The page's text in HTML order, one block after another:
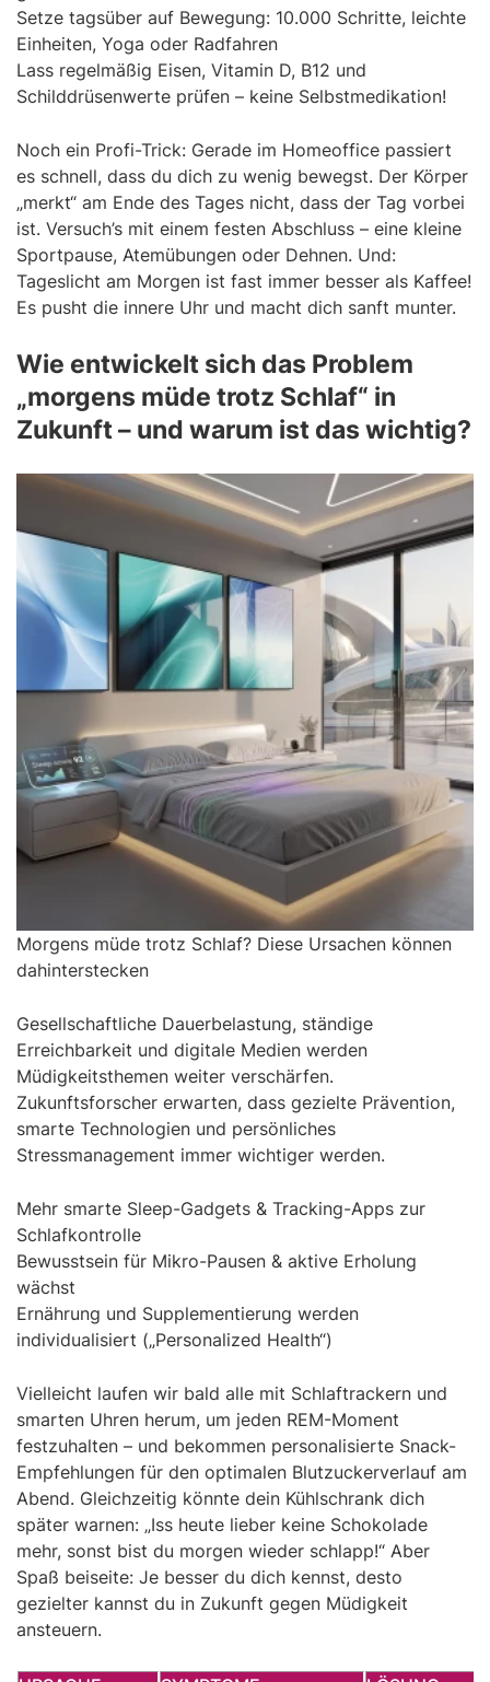
Setze tagsüber auf Bewegung: 10.000 Schritte, leichte
Einheiten, Yoga oder Radfahren
Lass regelmäßig Eisen, Vitamin D, B12 und
Schilddrüsenwerte prüfen – keine Selbstmedikation!
Noch ein Profi-Trick: Gerade im Homeoffice passiert
es schnell, dass du dich zu wenig bewegst. Der Körper
„merkt“ am Ende des Tages nicht, dass der Tag vorbei
ist. Versuch’s mit einem festen Abschluss – eine kleine
Sportpause, Atemübungen oder Dehnen. Und:
Tageslicht am Morgen ist fast immer besser als Kaffee!
Es pusht die innere Uhr und macht dich sanft munter.
Wie entwickelt sich das Problem
„morgens müde trotz Schlaf“ in
Zukunft – und warum ist das wichtig?
Morgens müde trotz Schlaf? Diese Ursachen können
dahinterstecken
Gesellschaftliche Dauerbelastung, ständige
Erreichbarkeit und digitale Medien werden
Müdigkeitsthemen weiter verschärfen.
Zukunftsforscher erwarten, dass gezielte Prävention,
smarte Technologien und persönliches
Stressmanagement immer wichtiger werden.
Mehr smarte Sleep-Gadgets & Tracking-Apps zur
Schlafkontrolle
Bewusstsein für Mikro-Pausen & aktive Erholung
wächst
Ernährung und Supplementierung werden
individualisiert („Personalized Health“)
Vielleicht laufen wir bald alle mit Schlaftrackern und
smarten Uhren herum, um jeden REM-Moment
festzuhalten – und bekommen personalisierte Snack-
Empfehlungen für den optimalen Blutzuckerverlauf am
Abend. Gleichzeitig könnte dein Kühlschrank dich
später warnen: „Iss heute lieber keine Schokolade
mehr, sonst bist du morgen wieder schlapp!“ Aber
Spaß beiseite: Je besser du dich kennst, desto
gezielter kannst du in Zukunft gegen Müdigkeit
ansteuern.